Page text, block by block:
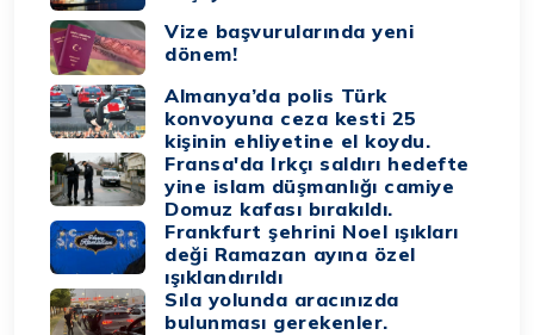
Vize başvurularında yeni
dönem!
Almanya’da polis Türk
konvoyuna ceza kesti 25
kişinin ehliyetine el koydu.
Fransa'da Irkçı saldırı hedefte
yine islam düşmanlığı camiye
Domuz kafası bırakıldı.
Frankfurt şehrini Noel ışıkları
deği Ramazan ayına özel
ışıklandırıldı
Sıla yolunda aracınızda
bulunması gerekenler.